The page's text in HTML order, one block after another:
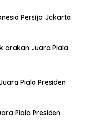
Persija Jakarta
arakan Juara Piala
Piala Presiden
Piala Presiden